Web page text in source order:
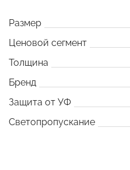
Размер
Ценовой сегмент
Толщина
Бренд
Защита от УФ
Светопропускание